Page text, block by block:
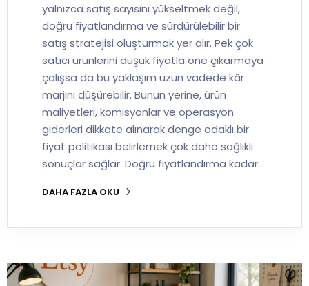
yalnızca satış sayısını yükseltmek değil,
doğru fiyatlandırma ve sürdürülebilir bir
satış stratejisi oluşturmak yer alır. Pek çok
satıcı ürünlerini düşük fiyatla öne çıkarmaya
çalışsa da bu yaklaşım uzun vadede kâr
marjını düşürebilir. Bunun yerine, ürün
maliyetleri, komisyonlar ve operasyon
giderleri dikkate alınarak denge odaklı bir
fiyat politikası belirlemek çok daha sağlıklı
sonuçlar sağlar. Doğru fiyatlandırma kadar…
DAHA FAZLA OKU